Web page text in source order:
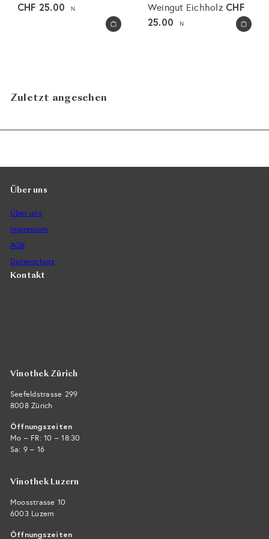
In den Warenkorb legen
CHF 25.00 N
In den Warenkorb legen
Weingut Eichholz CHF
25.00
N
Zuletzt angesehen
Über uns
Über uns
Impressum
AGB
Datenschutz
Kontakt
Vinothek Zürich
Seefeldstrasse 299
8008 Zürich
Öffnungszeiten
Mo – FR: 10 – 18:30
Sa: 9 – 16
Vinothek Luzern
Moosstrasse 10
6003 Luzern
Öffnungszeiten